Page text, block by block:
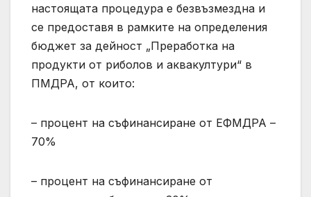
настоящата процедура е безвъзмездна и
се предоставя в рамките на определения
бюджет за дейност „Преработка на
продукти от риболов и аквакултури“ в
ПМДРА, от които:
– процент на съфинансиране от ЕФМДРА –
70%
– процент на съфинансиране от